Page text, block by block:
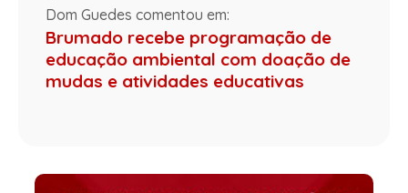
Dom Guedes comentou em:
Brumado recebe programação de
educação ambiental com doação de
mudas e atividades educativas